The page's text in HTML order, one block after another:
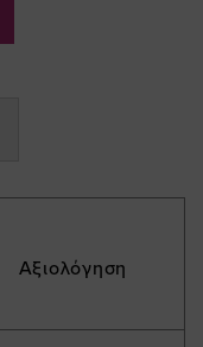
Αξιολόγηση